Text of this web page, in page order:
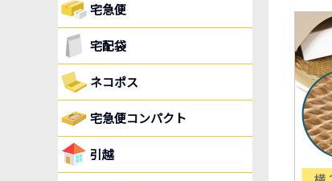
宅急便
宅配袋
ネコポス
宅急便コンパクト
引越